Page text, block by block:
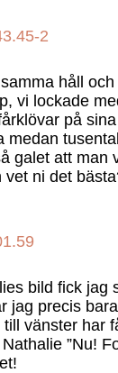
håll
vi lockade
på
medan
galet att man
ni det
bild fick jag
jag precis
vänster har
”Nu!